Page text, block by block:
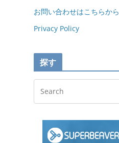
お問い合わせはこちらから
Privacy Policy
探す